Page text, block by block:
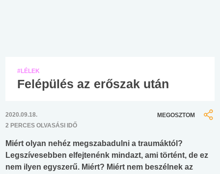
#LÉLEK
Felépülés az erőszak után
2020.09.18.
2 PERCES OLVASÁSI IDŐ
MEGOSZTOM
Miért olyan nehéz megszabadulni a traumáktól?
Legszívesebben elfejtenénk mindazt, ami történt, de ez
nem ilyen egyszerű. Miért? Miért nem beszélnek az